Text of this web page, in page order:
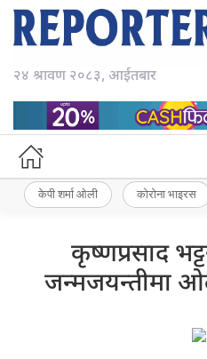
२४ श्रावण २०८३, आईतबार
केपी शर्मा ओली कोरोना भाइरस
कृष्णप्रसाद
जन्मजयन्तीमा